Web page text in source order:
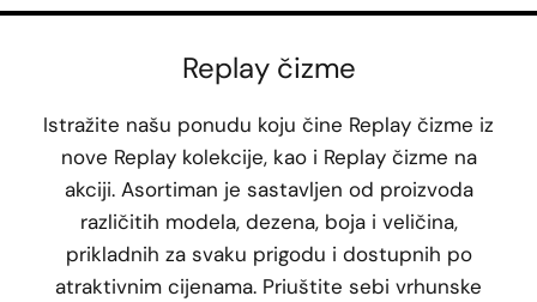
Replay čizme
Istražite našu ponudu koju čine Replay čizme iz
nove Replay kolekcije, kao i Replay čizme na
akciji. Asortiman je sastavljen od proizvoda
različitih modela, dezena, boja i veličina,
prikladnih za svaku prigodu i dostupnih po
atraktivnim cijenama. Priuštite sebi vrhunske